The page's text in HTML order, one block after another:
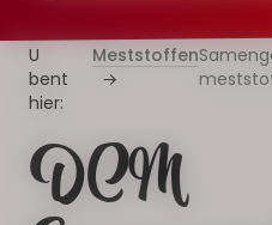
Meststoffen
DCM